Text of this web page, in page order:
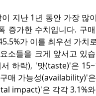
지난 1년 동안 가장 많
증가한 수치입니다. 구
가 이를 최우선 가치
소들을 크게 앞서고 있
하락), '맛(taste)'은
매 가능성(availability)'
impact)'은 각각 3.1%와